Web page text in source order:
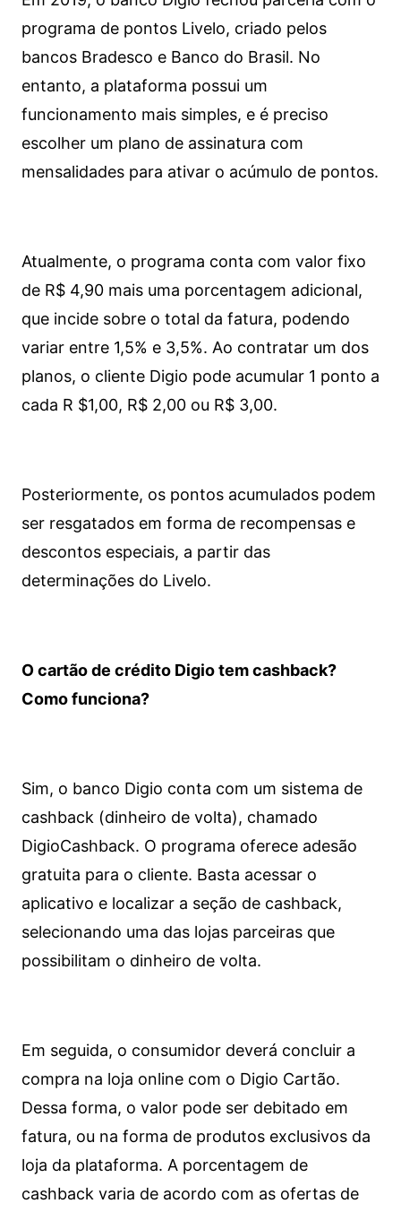
programa de pontos Livelo, criado pelos
bancos Bradesco e Banco do Brasil. No
entanto, a plataforma possui um
funcionamento mais simples, e é preciso
escolher um plano de assinatura com
mensalidades para ativar o acúmulo de pontos.
Atualmente, o programa conta com valor fixo
de R$ 4,90 mais uma porcentagem adicional,
que incide sobre o total da fatura, podendo
variar entre 1,5% e 3,5%. Ao contratar um dos
planos, o cliente Digio pode acumular 1 ponto a
cada R $1,00, R$ 2,00 ou R$ 3,00.
Posteriormente, os pontos acumulados podem
ser resgatados em forma de recompensas e
descontos especiais, a partir das
determinações do Livelo.
O cartão de crédito Digio tem cashback?
Como funciona?
Sim, o banco Digio conta com um sistema de
cashback (dinheiro de volta), chamado
DigioCashback. O programa oferece adesão
gratuita para o cliente. Basta acessar o
aplicativo e localizar a seção de cashback,
selecionando uma das lojas parceiras que
possibilitam o dinheiro de volta.
Em seguida, o consumidor deverá concluir a
compra na loja online com o Digio Cartão.
Dessa forma, o valor pode ser debitado em
fatura, ou na forma de produtos exclusivos da
loja da plataforma. A porcentagem de
cashback varia de acordo com as ofertas de